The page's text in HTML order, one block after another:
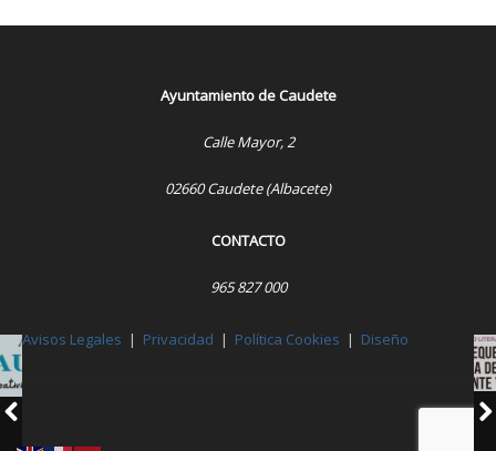
Ayuntamiento de Caudete
Calle Mayor, 2
02660 Caudete (Albacete)
CONTACTO
965 827 000
Avisos Legales | Privacidad | Política Cookies | Diseño